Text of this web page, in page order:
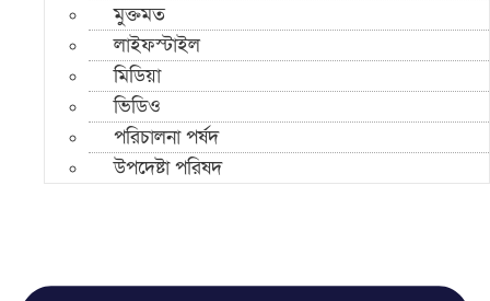
মুক্তমত
লাইফস্টাইল
মিডিয়া
ভিডিও
পরিচালনা পর্ষদ
উপদেষ্টা পরিষদ